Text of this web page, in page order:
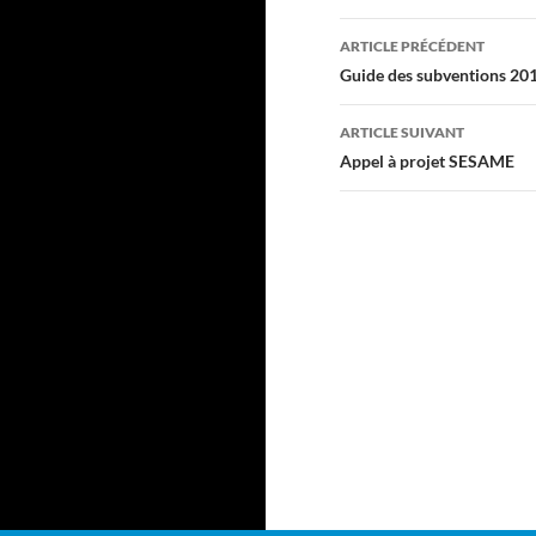
Navigation
des
articles
ARTICLE PRÉCÉDENT
Guide des subventions
ARTICLE SUIVANT
Appel à projet SESAME